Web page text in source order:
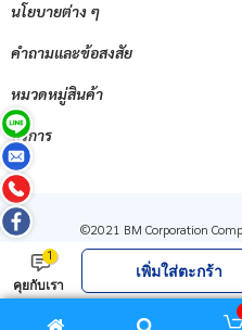
นโยบายต่าง ๆ
คำถามและข้อสงสัย
หมวดหมู่สินค้า
บริการ
©2021 BM Corporation
1
คุยกับเรา
เพิ่มใส่ตะกร้า